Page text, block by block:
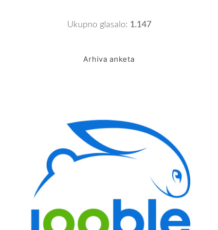
Ukupno glasalo: 1.147
Arhiva anketa